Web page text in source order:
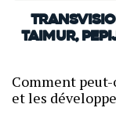
Taimur,
Comment
et les